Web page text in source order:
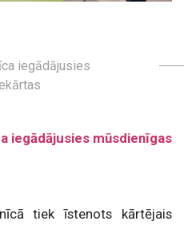
iegādājusies
iegādājusies mūsdienīgas
tiek īstenots kārtējais